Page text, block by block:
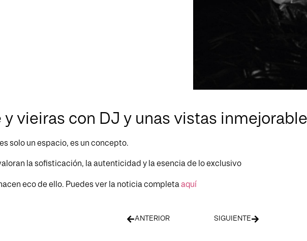
y vieiras con DJ y unas vistas
solo un espacio, es un concepto.
la sofisticación, la autenticidad y la esencia de lo exclusivo
eco de ello. Puedes ver la noticia completa aquí
ANTERIOR SIGUIENTE